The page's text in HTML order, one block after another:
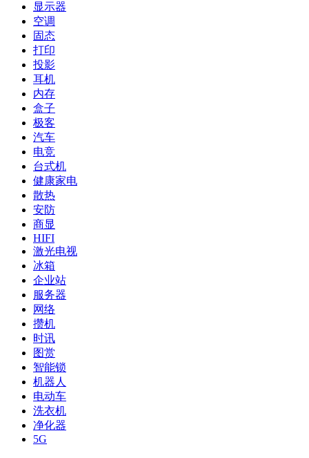
显示器
空调
固态
打印
投影
耳机
内存
盒子
极客
汽车
电竞
台式机
健康家电
散热
安防
商显
HIFI
激光电视
冰箱
企业站
服务器
网络
攒机
时讯
图赏
智能锁
机器人
电动车
洗衣机
净化器
5G